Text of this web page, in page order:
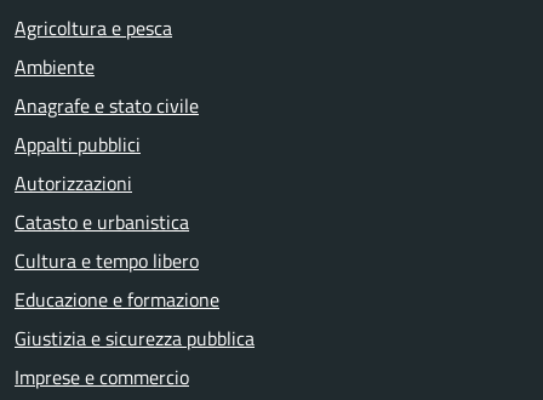
Agricoltura e pesca
Ambiente
Anagrafe e stato civile
Appalti pubblici
Autorizzazioni
Catasto e urbanistica
Cultura e tempo libero
Educazione e formazione
Giustizia e sicurezza pubblica
Imprese e commercio